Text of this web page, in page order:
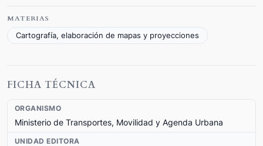
MATERIAS
Cartografía, elaboración de mapas y proyecciones
FICHA TÉCNICA
ORGANISMO
Ministerio de Transportes, Movilidad y Agenda Urbana
UNIDAD EDITORA